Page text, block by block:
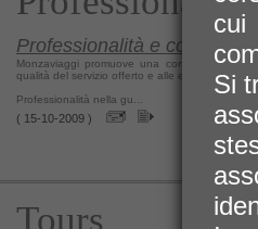
Professionalità e cortesia
Monzaviaggi promuove una continua
qualità del servizio offerto e alle esigenze dei
Professionalità nella gu...
( 15-10-2009 )
Tours
cui
Si